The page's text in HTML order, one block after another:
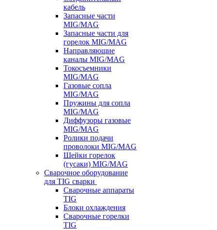
кабель
Запасные части
MIG/MAG
Запасные части для
горелок MIG/MAG
Направляющие
каналы MIG/MAG
Токосъемники
MIG/MAG
Газовые сопла
MIG/MAG
Пружины для сопла
MIG/MAG
Диффузоры газовые
MIG/MAG
Ролики подачи
проволоки MIG/MAG
Шейки горелок
(гусаки) MIG/MAG
Сварочное оборудование
для TIG сварки
Сварочные аппараты
TIG
Блоки охлаждения
Сварочные горелки
TIG